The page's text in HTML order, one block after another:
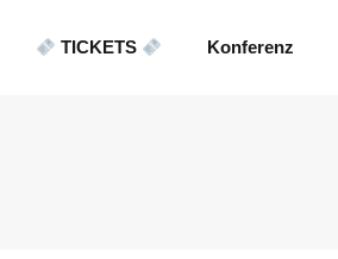
TICKETS Konferenz